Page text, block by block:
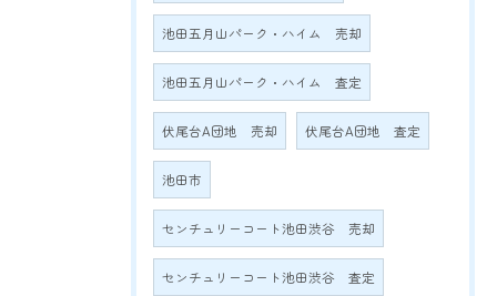
池田五月山パーク・ハイム 売却
池田五月山パーク・ハイム 査定
伏尾台A団地 売却 伏尾台A団地 査定
池田市
センチュリーコート池田渋谷 売却
センチュリーコート池田渋谷 査定